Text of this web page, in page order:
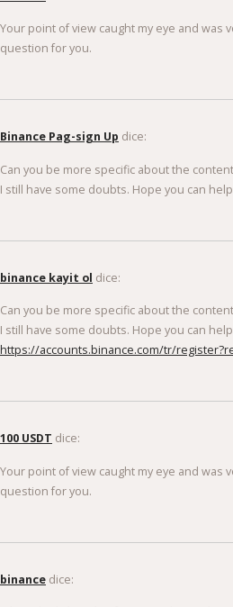
Your point of view caught my eye and was
question for you.
Binance Pag-sign Up dice:
Can you be more specific about the
I still have some doubts. Hope you can
binance kayit ol dice:
Can you be more specific about the
I still have some doubts. Hope you can
https://accounts.binance.com/tr/
100 USDT dice:
Your point of view caught my eye and was
question for you.
binance dice: